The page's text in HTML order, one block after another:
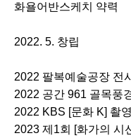
화욜어반스케치 약력
2022. 5. 창립
2022 팔복예술공장 전
2022 공간 961 골목풍
2022 KBS [문화 K] 촬
2023 제1회 [화가의 시